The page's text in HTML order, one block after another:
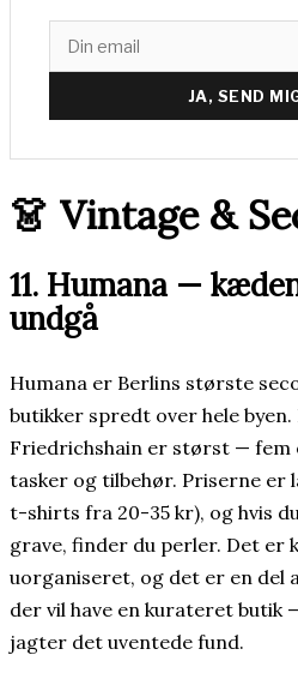
JA, SEND
👗 Vintage &
11. Humana —
undgå
Humana er Berlins største
butikker spredt over hele
Friedrichshain er størst — fem
tasker og tilbehør. Priserne er
t-shirts fra 20-35 kr), og hvis
grave, finder du perler. Det er
uorganiseret, og det er en del
der vil have en kurateret butik
jagter det uventede fund.